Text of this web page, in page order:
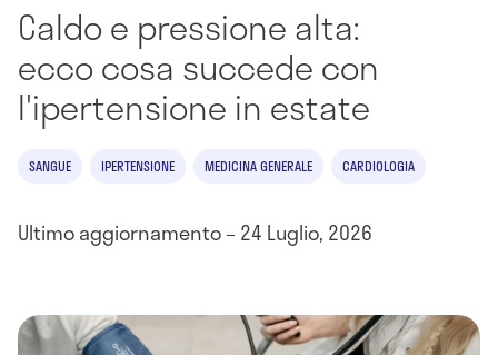
Caldo e pressione alta:
ecco cosa succede con
l'ipertensione in estate
SANGUE IPERTENSIONE MEDICINA GENERALE CARDIOLOGIA
Ultimo aggiornamento – 24 Luglio, 2026